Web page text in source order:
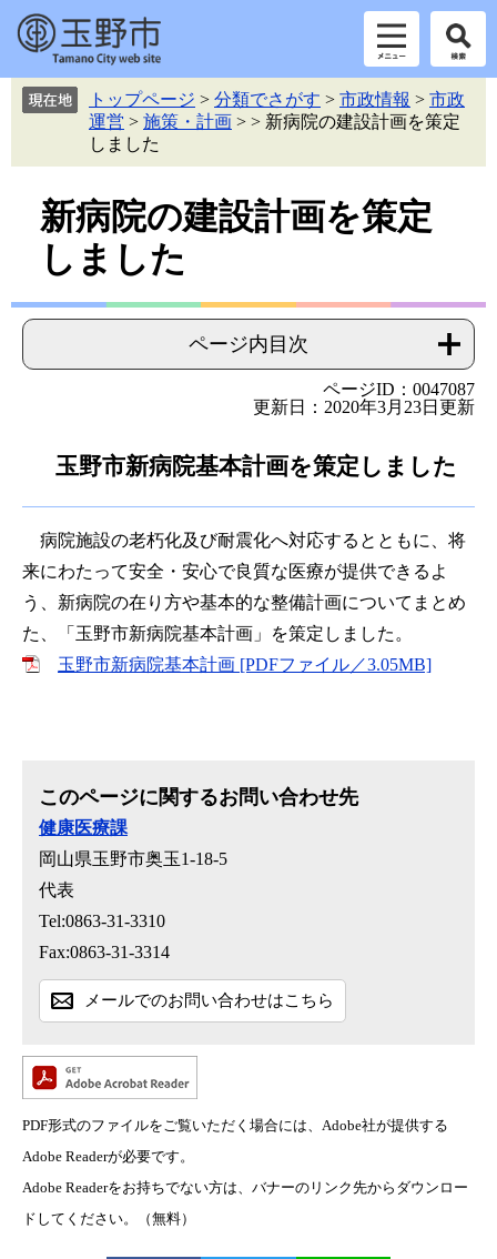
本
トップページ > 分類でさがす > 市政情報 > 市政
運営 > 施策・計画 > > 新病院の建設計画を策定
しました
新病院の建設計画を策定
しました
ページ内目次
ページID：0047087
更新日：2020年3月23日更新
玉野市新病院基本計画を策定しました
病院施設の老朽化及び耐震化へ対応するとともに、将
来にわたって安全・安心で良質な医療が提供できるよ
う、新病院の在り方や基本的な整備計画についてまとめ
た、「玉野市新病院基本計画」を策定しました。
玉野市新病院基本計画 [PDFファイル／3.05MB]
このページに関するお問い合わせ先
健康医療課
岡山県玉野市奥玉1-18-5
代表
Tel:0863-31-3310
Fax:0863-31-3314
メールでのお問い合わせはこちら
PDF形式のファイルをご覧いただく場合には、Adobe社が提供する
Adobe Readerが必要です。
Adobe Readerをお持ちでない方は、バナーのリンク先からダウンロー
ドしてください。（無料）